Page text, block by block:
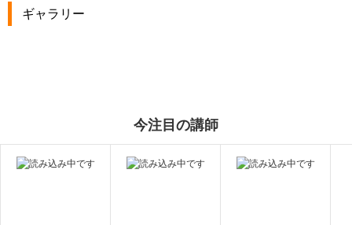
ギャラリー
今注目の講師